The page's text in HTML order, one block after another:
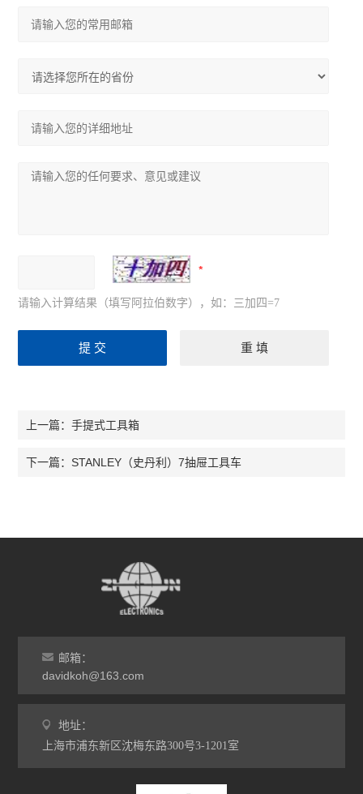
请输入计算结果（填写阿拉伯数字），如：三加四=7
上一篇：手提式工具箱
下一篇： STANLEY（史丹利）7抽屉工具车
邮箱：
davidkoh@163.com
地址：
上海市浦东新区沈梅东路300号3-1201室